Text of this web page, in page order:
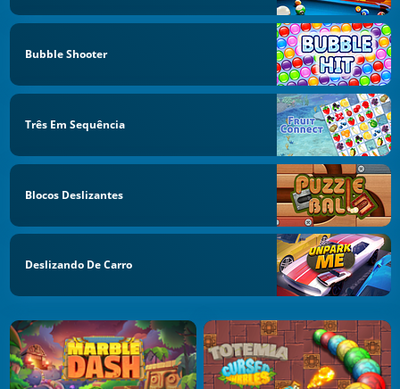
Bubble Shooter
Três Em Sequência
Blocos Deslizantes
Deslizando De Carro